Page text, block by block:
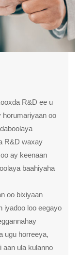
R&D ee u
horumariyaan oo
R&D waxay
ay keenaan
baahiyaha
oo bixiyaan
iyadoo loo eegayo
ugu horreeya,
aan ula kulanno